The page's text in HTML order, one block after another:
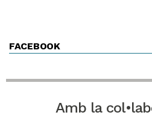
FACEBOOK
Amb la